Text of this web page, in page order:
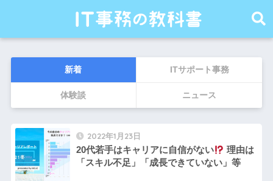
新着 ITサポート事務
体験談 ニュース
2022年1月23日
20代若手はキャリアに自信がない
理由は
「スキル不足」「成長できていない」等